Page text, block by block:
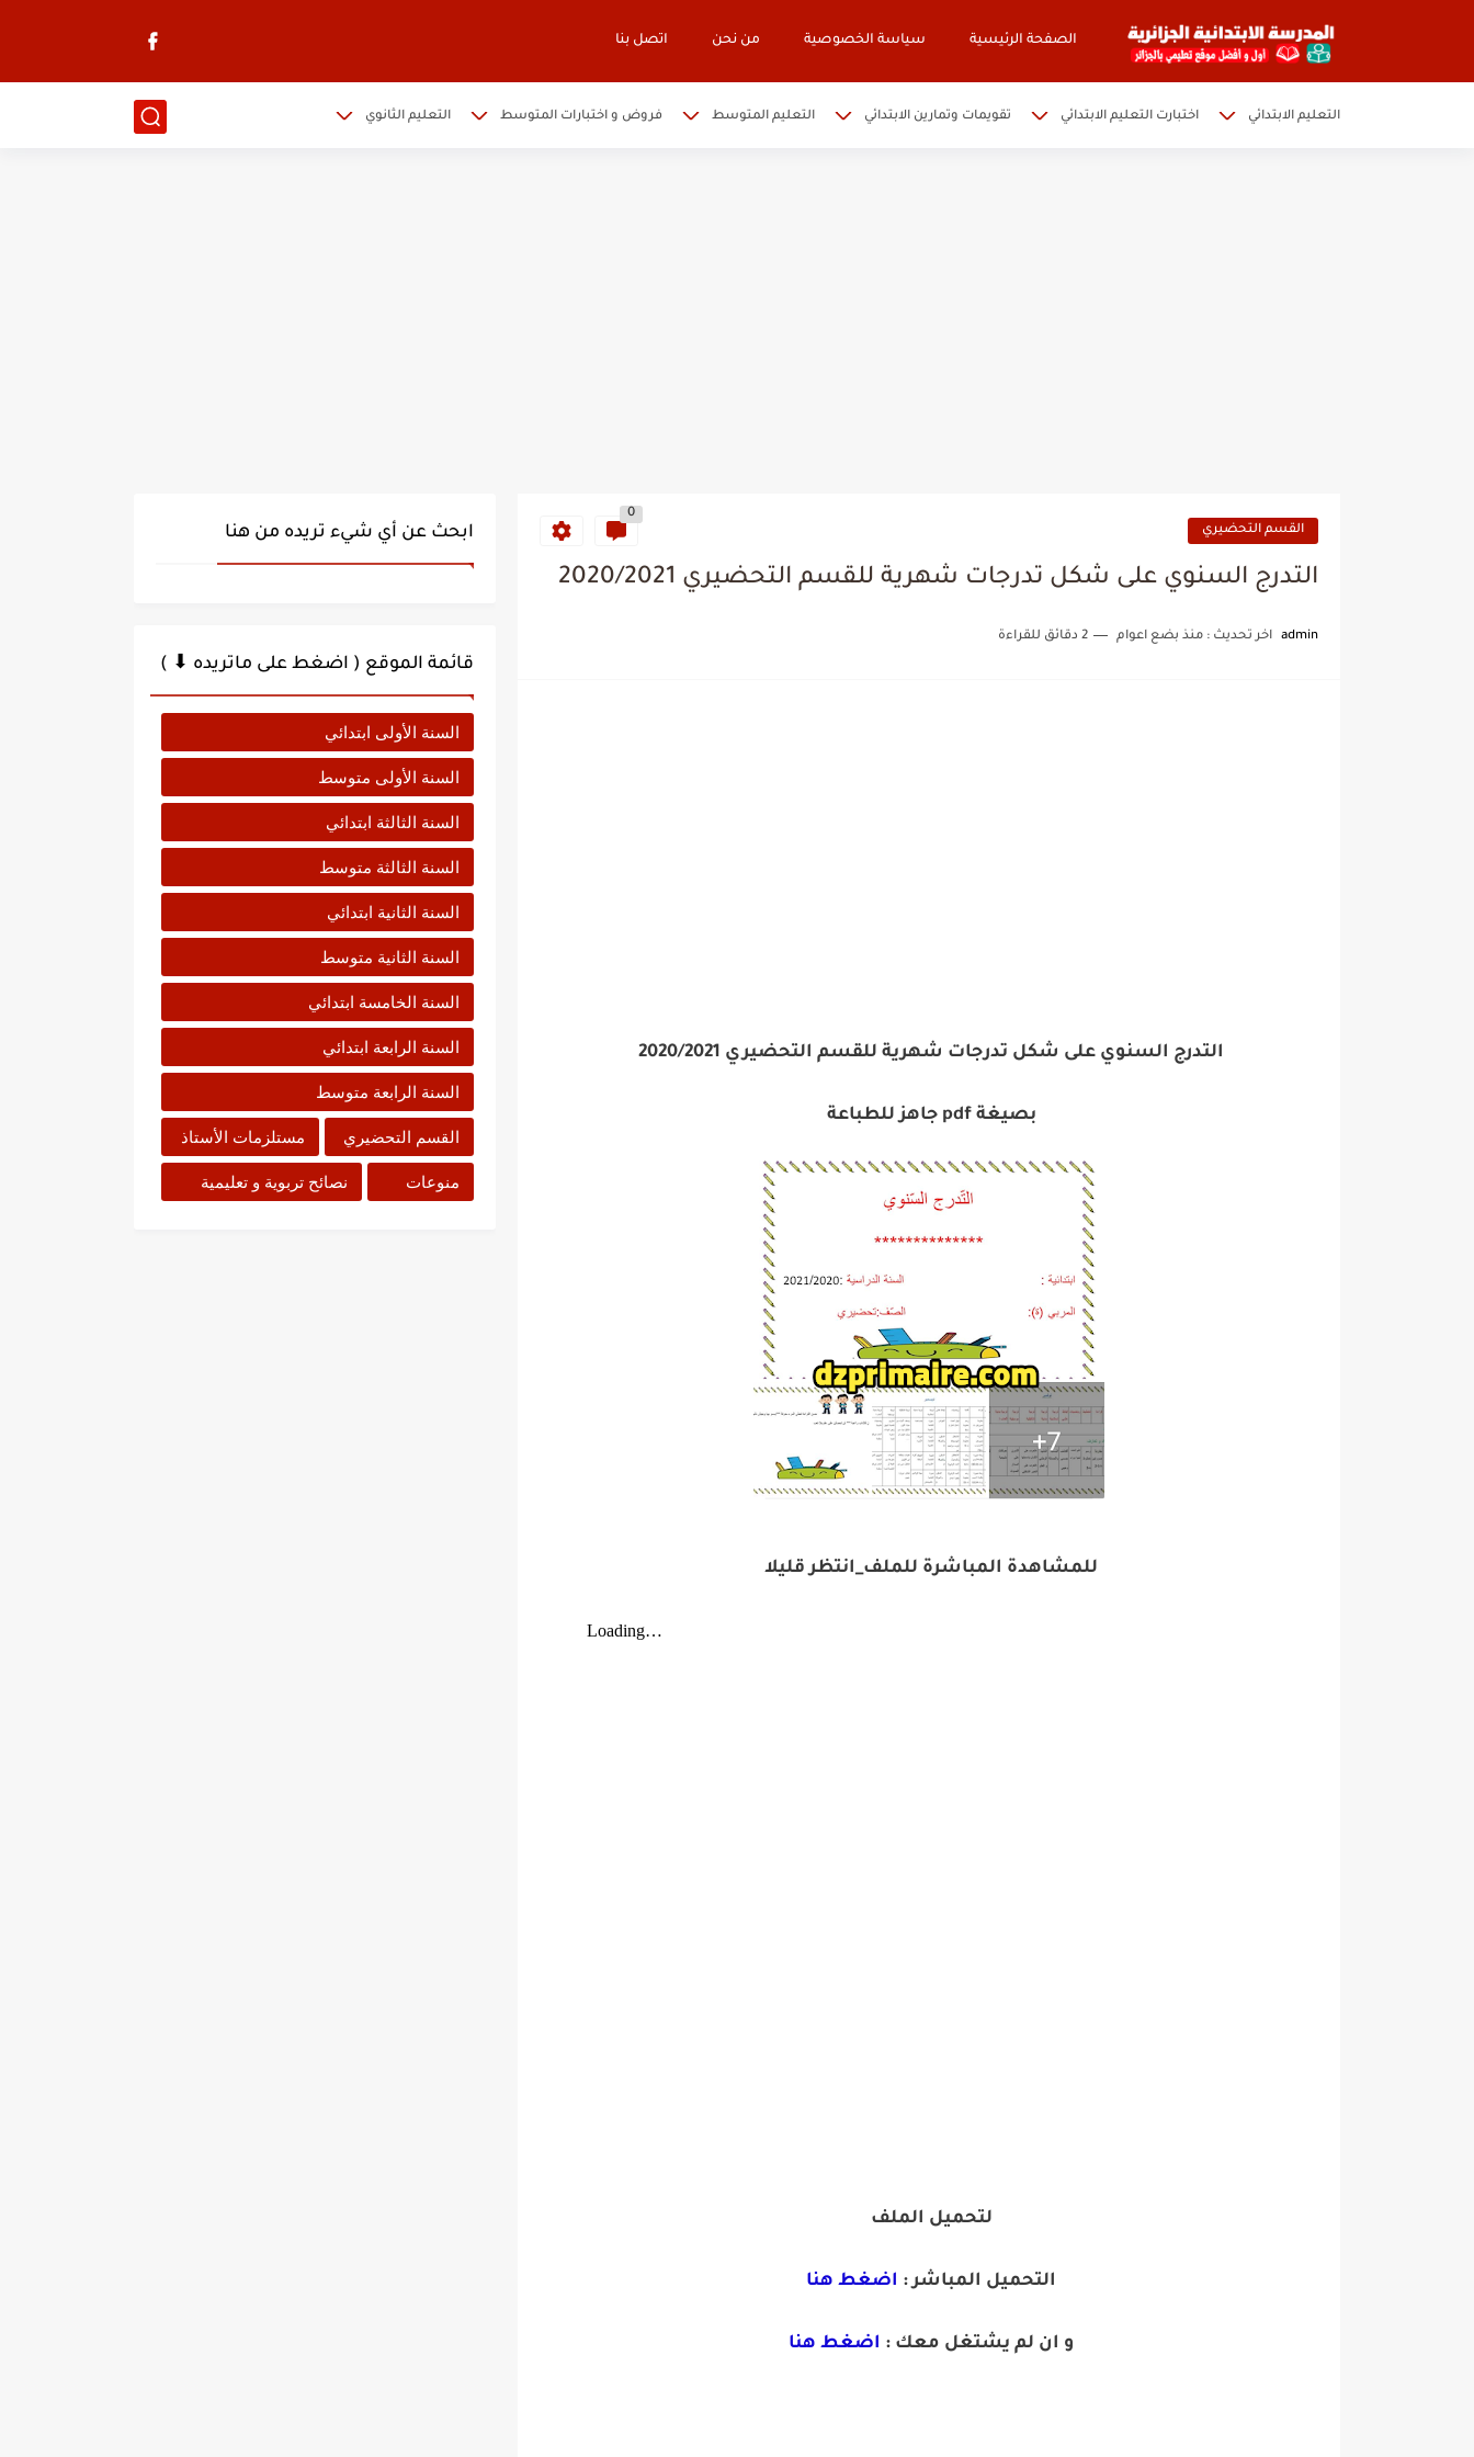
الصفحة الرئيسية سياسة الخصوصية من نحن اتصل بنا
التعليم الابتدائي اختبارت التعليم الابتدائي تقويمات وتمارين الابتدائي التعليم المتوسط فروض و اختبارات المتوسط التعليم الثانوي
القسم التحضيري
0
التدرج السنوي على شكل تدرجات شهرية للقسم التحضيري 2020/2021
admin اخر تحديث : منذ بضع اعوام 2 دقائق للقراءة
التدرج السنوي على شكل تدرجات شهرية للقسم التحضيري 2020/2021
بصيغة pdf جاهز للطباعة
للمشاهدة المباشرة للملف_انتظر قليلا
لتحميل الملف
التحميل المباشر : اضغط هنا
و ان لم يشتغل معك : اضغط هنا
ابحث عن أي شيء تريده من هنا
قائمة الموقع ( اضغط على ماتريده ⬇ )
السنة الأولى ابتدائي
السنة الأولى متوسط
السنة الثالثة ابتدائي
السنة الثالثة متوسط
السنة الثانية ابتدائي
السنة الثانية متوسط
السنة الخامسة ابتدائي
السنة الرابعة ابتدائي
السنة الرابعة متوسط
القسم التحضيري مستلزمات الأستاذ
منوعات نصائح تربوية و تعليمية